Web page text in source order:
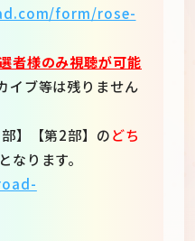
form/rose-
者様のみ視聴が可能
イブ等は残りません
】【第2部】のどち
なります。